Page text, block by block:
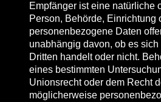
Empfänger ist eine natürliche
Person, Behörde, Einrichtung
personenbezogene Daten
unabhängig davon, ob es
Dritten handelt oder nicht.
eines bestimmten
Unionsrecht oder dem Recht
möglicherweise